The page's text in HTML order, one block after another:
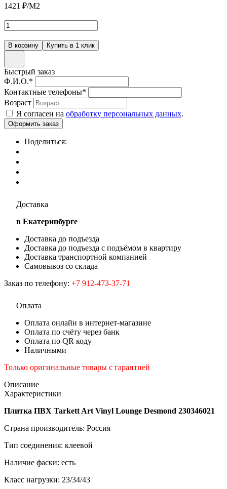
1421 ₽/М2
Быстрый заказ
Ф.И.О.*
Контактные телефоны*
Возраст
Я согласен на обработку персональных данных.
Поделиться:
Доставка
в Екатеринбурге
Доставка до подъезда
Доставка до подъезда с подъёмом в квартиру
Доставка транспортной компанией
Самовывоз со склада
Заказ по телефону: +7 912-473-37-71
Оплата
Оплата онлайн в интернет-магазине
Оплата по счёту через банк
Оплата по QR коду
Наличными
Только оригинальные товары с гарантией
Описание
Характеристики
Плитка ПВХ Tarkett Art Vinyl Lounge Desmond 230346021
Страна производитель: Россия
Тип соединения: клеевой
Наличие фаски: есть
Класс нагрузки: 23/34/43